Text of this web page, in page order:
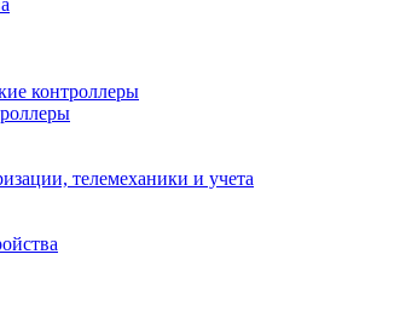
контроллеры
телемеханики и учета